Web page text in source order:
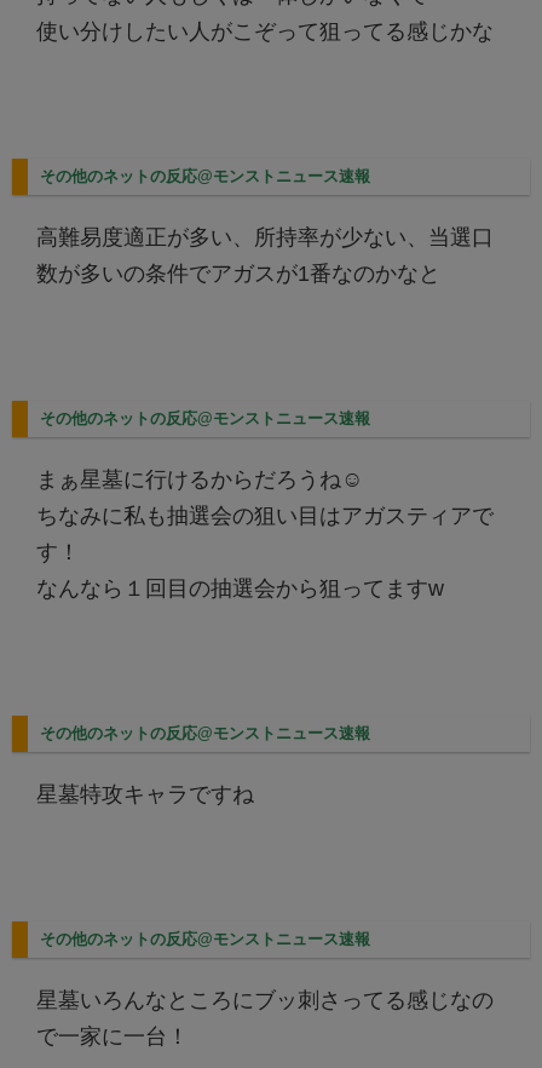
使い分けしたい人がこぞって狙ってる感じかな
その他のネットの反応@モンストニュース速報
高難易度適正が多い、所持率が少ない、当選口
数が多いの条件でアガスが1番なのかなと
その他のネットの反応@モンストニュース速報
まぁ星墓に行けるからだろうね☺️
ちなみに私も抽選会の狙い目はアガスティアで
す！
なんなら１回目の抽選会から狙ってますw
その他のネットの反応@モンストニュース速報
星墓特攻キャラですね
その他のネットの反応@モンストニュース速報
星墓いろんなところにブッ刺さってる感じなの
で一家に一台！